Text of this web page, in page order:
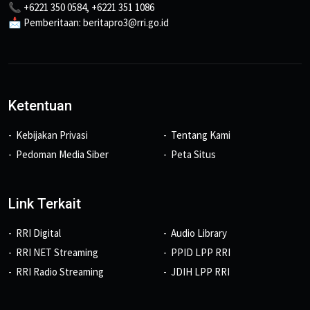
📞 +6221 350 0584, +6221 351 1086
📩 Pemberitaan: beritapro3@rri.go.id
Ketentuan
Kebijakan Privasi
Pedoman Media Siber
Tentang Kami
Peta Situs
Link Terkait
RRI Digital
RRI NET Streaming
RRI Radio Streaming
Audio Library
PPID LPP RRI
JDIH LPP RRI